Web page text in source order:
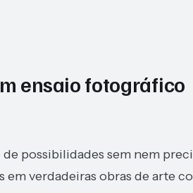
ensaio fotográfico
possibilidades sem nem
verdadeiras obras de arte